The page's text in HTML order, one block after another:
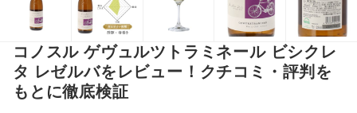
コノスル ゲヴュルツトラミネール ビシクレ
タ レゼルバをレビュー！クチコミ・評判を
もとに徹底検証